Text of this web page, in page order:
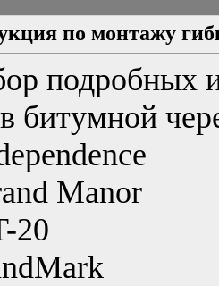
по монтажу
подробных
битумной
Manor
20